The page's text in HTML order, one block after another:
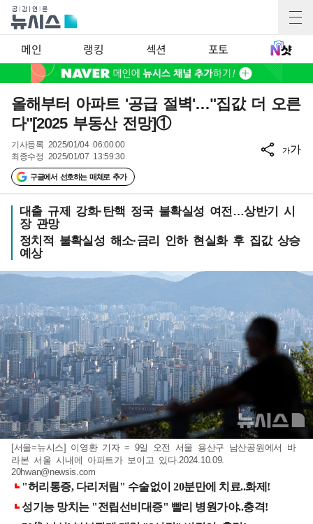
메인 랭킹 섹션 포토
올해부터 아파트 '공급 절벽'…"집값 더 오른
다"[2025 부동산 전망]①
기사등록 2025/01/04 06:00:00
최종수정 2025/01/07 13:59:30
구글에서 선호하는 매체로 추가
가가
대출 규제 강화·탄핵 정국 불확실성 여전…상반기 시
장 관망
정치적 불확실성 해소·금리 인하 현실화 후 집값 상승
예상
[서울=뉴시스] 이영환 기자 = 9일 오전 서울 용산구 남산공원에서 바
라본 서울 시내에 아파트가 보이고 있다.2024.10.09.
20hwan@newsis.com